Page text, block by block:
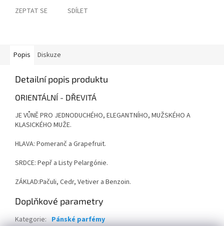
ZEPTAT SE SDÍLET
Popis Diskuze
Detailní popis produktu
ORIENTÁLNÍ - DŘEVITÁ
JE VŮNĚ PRO JEDNODUCHÉHO, ELEGANTNÍHO, MUŽSKÉHO A
KLASICKÉHO MUŽE.
HLAVA: Pomeranč a Grapefruit.
SRDCE: Pepř a Listy Pelargónie.
ZÁKLAD:Pačuli, Cedr, Vetiver a Benzoin.
Doplňkové parametry
Kategorie: Pánské parfémy